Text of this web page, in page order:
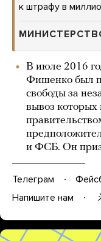
к штрафу в
В июле 2016
Фишенко был
свободы за
вывоз которых
и ФСБ. Он
Телеграм
Напишите нам